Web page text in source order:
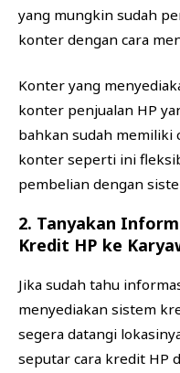
yang mungkin sudah
konter dengan cara
Konter yang
konter penjualan HP
bahkan sudah memiliki
konter seperti ini
pembelian dengan
2. Tanyakan
Kredit HP ke
Jika sudah tahu
menyediakan sistem
segera datangi
seputar cara kredit HP